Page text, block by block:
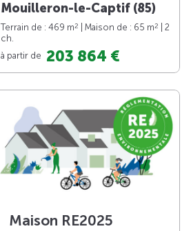
Mouilleron-le-Captif (85)
Terrain de : 469 m2 | Maison de : 65 m2
| 2
ch.
à partir de 203 864 €
Maison RE2025